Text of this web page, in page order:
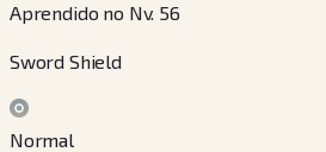
Aprendido no Nv. 56
Sword Shield
Normal